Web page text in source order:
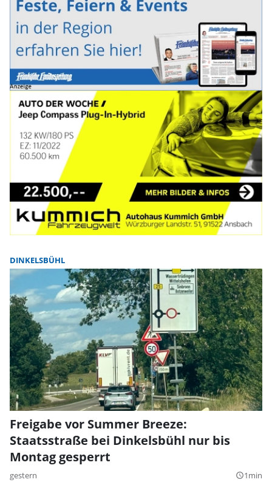
DINKELSBÜHL
Freigabe vor Summer Breeze:
Staatsstraße bei Dinkelsbühl nur bis
Montag gesperrt
gestern query_builder1min